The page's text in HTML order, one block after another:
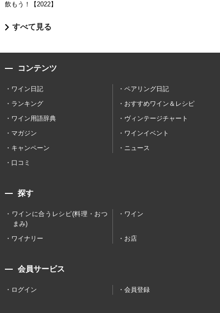
飲もう！【2022】
すべて見る
コンテンツ
ワイン日記
ペアリング日記
ランキング
おすすめワイン＆レシピ
ワイン用語辞典
ヴィンテージチャート
マガジン
ワインイベント
キャンペーン
ニュース
口コミ
探す
ワインに合うレシピ(料理・おつ
まみ)
ワイン
ワイナリー お店
会員サービス
ログイン 会員登録